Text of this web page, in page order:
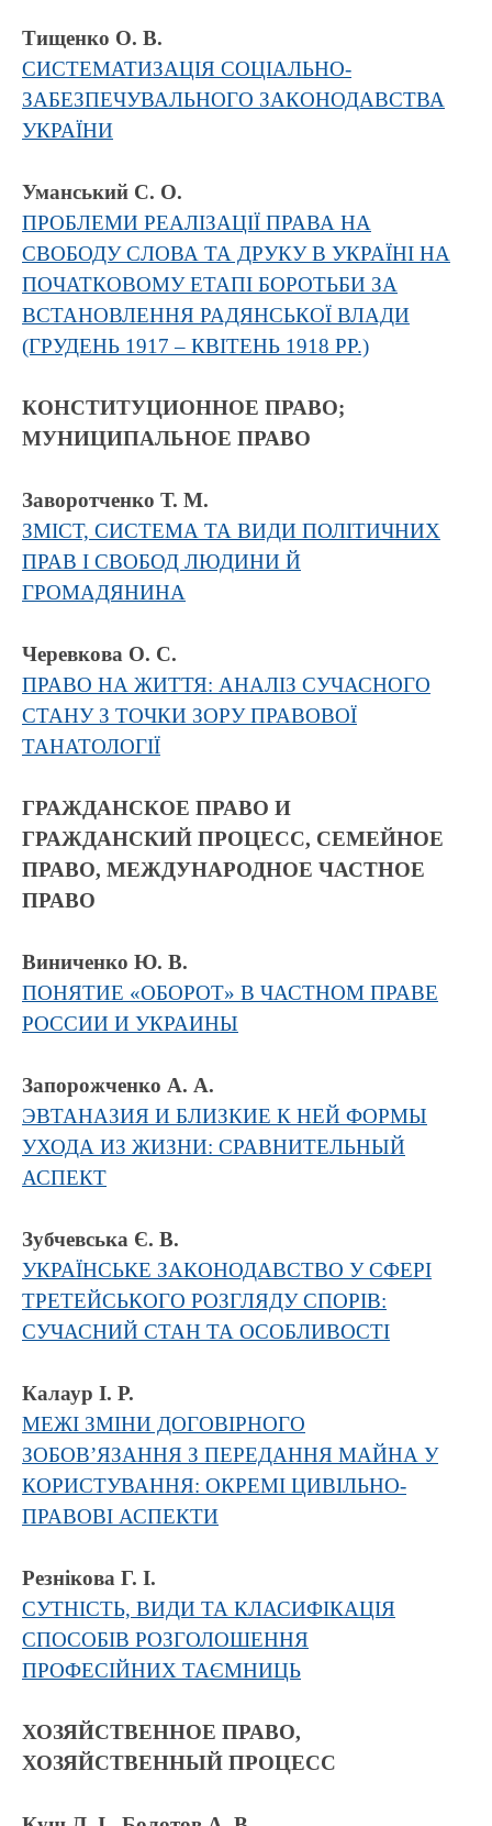
Тищенко О. В.
СИСТЕМАТИЗАЦІЯ СОЦІАЛЬНО-
ЗАБЕЗПЕЧУВАЛЬНОГО ЗАКОНОДАВСТВА
УКРАЇНИ
Уманський С. О.
ПРОБЛЕМИ РЕАЛІЗАЦІЇ ПРАВА НА
СВОБОДУ СЛОВА ТА ДРУКУ В УКРАЇНІ НА
ПОЧАТКОВОМУ ЕТАПІ БОРОТЬБИ ЗА
ВСТАНОВЛЕННЯ РАДЯНСЬКОЇ ВЛАДИ
(ГРУДЕНЬ 1917 – КВІТЕНЬ 1918 РР.)
КОНСТИТУЦИОННОЕ ПРАВО;
МУНИЦИПАЛЬНОЕ ПРАВО
Заворотченко Т. М.
ЗМІСТ, СИСТЕМА ТА ВИДИ ПОЛІТИЧНИХ
ПРАВ І СВОБОД ЛЮДИНИ Й
ГРОМАДЯНИНА
Черевкова О. С.
ПРАВО НА ЖИТТЯ: АНАЛІЗ СУЧАСНОГО
СТАНУ З ТОЧКИ ЗОРУ ПРАВОВОЇ
ТАНАТОЛОГІЇ
ГРАЖДАНСКОЕ ПРАВО И
ГРАЖДАНСКИЙ ПРОЦЕСС, СЕМЕЙНОЕ
ПРАВО, МЕЖДУНАРОДНОЕ ЧАСТНОЕ
ПРАВО
Виниченко Ю. В.
ПОНЯТИЕ «ОБОРОТ» В ЧАСТНОМ ПРАВЕ
РОССИИ И УКРАИНЫ
Запорожченко А. А.
ЭВТАНАЗИЯ И БЛИЗКИЕ К НЕЙ ФОРМЫ
УХОДА ИЗ ЖИЗНИ: СРАВНИТЕЛЬНЫЙ
АСПЕКТ
Зубчевська Є. В.
УКРАЇНСЬКЕ ЗАКОНОДАВСТВО У СФЕРІ
ТРЕТЕЙСЬКОГО РОЗГЛЯДУ СПОРІВ:
СУЧАСНИЙ СТАН ТА ОСОБЛИВОСТІ
Калаур І. Р.
МЕЖІ ЗМІНИ ДОГОВІРНОГО
ЗОБОВ’ЯЗАННЯ З ПЕРЕДАННЯ МАЙНА У
КОРИСТУВАННЯ: ОКРЕМІ ЦИВІЛЬНО-
ПРАВОВІ АСПЕКТИ
Резнікова Г. І.
СУТНІСТЬ, ВИДИ ТА КЛАСИФІКАЦІЯ
СПОСОБІВ РОЗГОЛОШЕННЯ
ПРОФЕСІЙНИХ ТАЄМНИЦЬ
ХОЗЯЙСТВЕННОЕ ПРАВО,
ХОЗЯЙСТВЕННЫЙ ПРОЦЕСС